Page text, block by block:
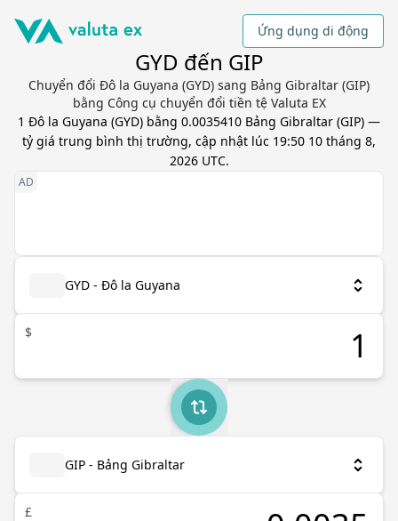
Ứng dụng di động
GYD đến GIP
Chuyển đổi Đô la Guyana (GYD) sang Bảng Gibraltar (GIP)
bằng Công cụ chuyển đổi tiền tệ Valuta EX
1 Đô la Guyana (GYD) bằng 0.0035410 Bảng Gibraltar (GIP) —
tỷ giá trung bình thị trường, cập nhật lúc 19:50 10 tháng 8,
2026 UTC.
GYD - Đô la Guyana
$
GIP - Bảng Gibraltar
£